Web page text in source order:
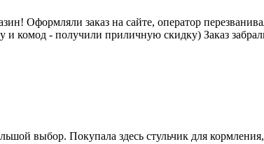
Оформляли заказ на сайте, оператор
и комод - получили приличную скидку) Заказ
выбор. Покупала здесь стульчик для